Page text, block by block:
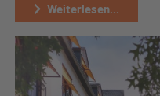
Weiterlesen...